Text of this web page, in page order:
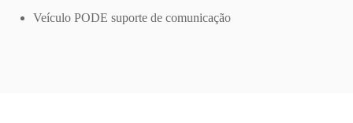
Veículo PODE suporte de comunicação